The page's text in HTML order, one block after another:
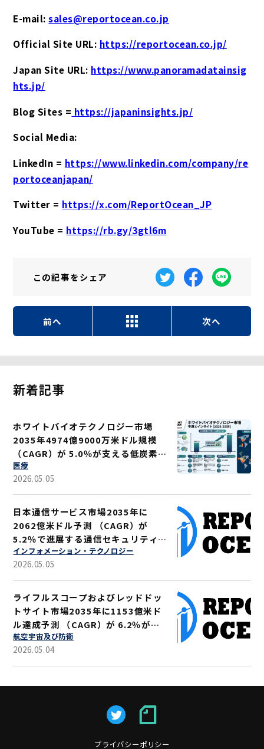
E-mail:sales@reportocean.co.jp
Official Site URL: https://reportocean.co.jp/
Japan Site URL: https://www.panoramadatainsig
hts.jp/
Blog Sites = https://japaninsights.jp/
Social Media:
LinkedIn = https://www.linkedin.com/company/re
portoceanjapan/
Twitter = https://x.com/ReportOcean_JP
YouTube = https://rb.gy/3gtl6m
この記事をシェア
前へ 次へ
新着記事
ホワイトバイオテクノロジー市場
2035年4974億9000万米ドル規模
（CAGR）が 5.0％が支える低炭素ソ
リューション
医療
2026.05.05
日本通信サービス市場2035年に
2062億米ドル予測 （CAGR）が
5.2％で進展する通信セキュリティ強
化
インフォメーション・テクノロジー
2026.05.05
ライフルスコープおよびレッドドッ
トサイト市場2035年に1153億米ド
ル達成予測 （CAGR）が 6.2％が示
す軍事・狩猟用途拡大
航空宇宙及び防衛
2026.05.04
プライバシーポリシー